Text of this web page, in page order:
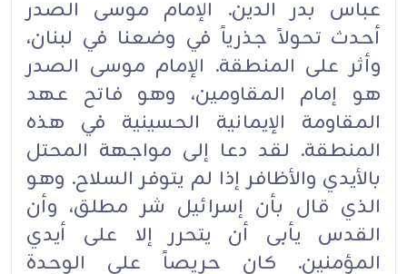
‏عباس بدر الدين. الإمام موسى الصدر
أحدث تحولاً جذرياً في وضعنا في لبنان،
وأثر على المنطقة. الإمام موسى ‏الصدر
هو إمام المقاومين، وهو فاتح عهد
المقاومة الإيمانية الحسينية في هذه
المنطقة. لقد دعا إلى مواجهة المحتل
‏بالأيدي والأظافر إذا لم يتوفر السلاح. وهو
الذي قال بأن إسرائيل شر مطلق، وأن
القدس يأبى أن يتحرر إلا على أيدي
‏المؤمنين. كان حريصاً على الوحدة